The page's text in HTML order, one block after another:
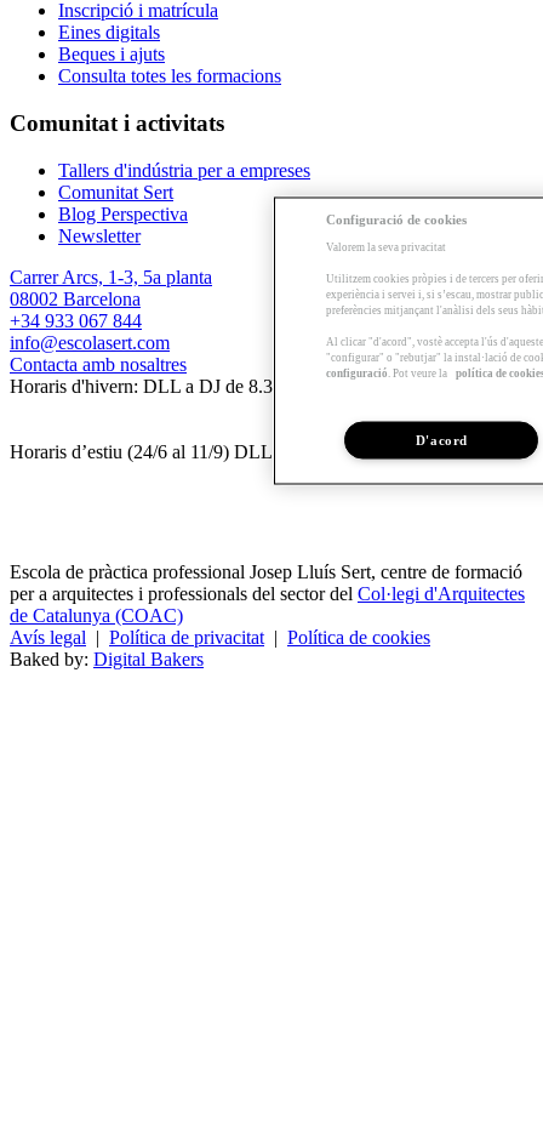
Inscripció i matrícula
Eines digitals
Beques i ajuts
Consulta totes les formacions
Comunitat i activitats
Tallers d'indústria per a empreses
Comunitat Sert
Blog Perspectiva
Newsletter
Carrer Arcs, 1-3, 5a planta
08002 Barcelona
+34 933 067 844
info@escolasert.com
Contacta amb nosaltres
Horaris d'hivern: DLL a DJ de 8.30 a 16.30 h / DV de 8.30 a 14 h.
Horaris d’estiu (24/6 al 11/9) DLL a DV de 8.30 a 14 h.
Escola de pràctica professional Josep Lluís Sert, centre de formació
per a arquitectes i professionals del sector del Col·legi d'Arquitectes
de Catalunya (COAC)
Avís legal | Política de privacitat | Política de cookies
Baked by: Digital Bakers
Configuració de cookies
Valorem la seva privacitat
Utilitzem cookies pròpies i de tercers per
experiència i servei i, si s’escau, mostrar
preferències mitjançant l'anàlisi dels seus
Al clicar "d'acord", vostè accepta l'ús
"configurar" o "rebutjar" la instal·lació de
configuració . Pot veure la política de
D'acord